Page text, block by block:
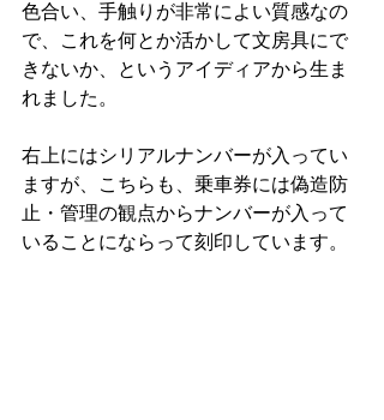
色合い、手触りが非常によい質感なの
で、これを何とか活かして文房具にで
きないか、というアイディアから生ま
れました。
右上にはシリアルナンバーが入ってい
ますが、こちらも、乗車券には偽造防
止・管理の観点からナンバーが入って
いることにならって刻印しています。